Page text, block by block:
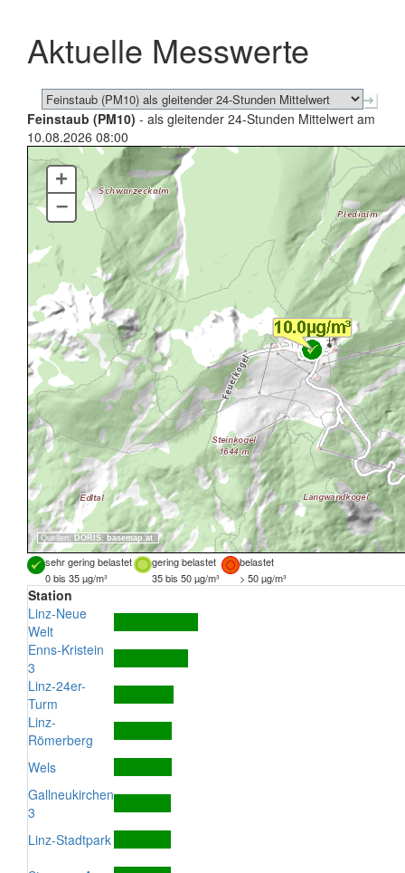
schließen
Aktuelle Messwerte
Feinstaub (PM10) - als gleitender 24-Stunden Mittelwert am
10.08.2026 08:00
Quellen: DORIS, basemap.at
+
–
sehr gering belastet gering belastet
belastet
0 bis 35 µg/m³
35 bis 50 µg/m³ > 50 µg/m³
Station
Linz-Neue
Welt
Enns-Kristein
3
Linz-24er-
Turm
Linz-
Römerberg
Wels
Gallneukirchen
3
Linz-Stadtpark